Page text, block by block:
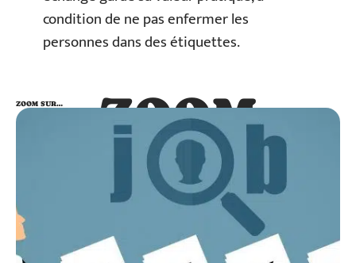
condition de ne pas enfermer les
personnes dans des étiquettes.
ZOOM
SUR…
ZOOM SUR…